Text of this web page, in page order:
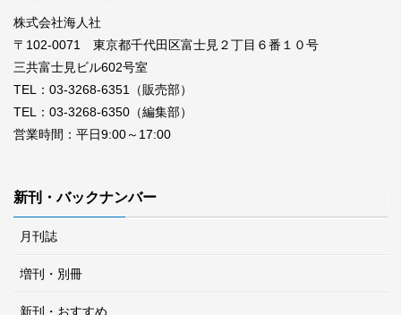
株式会社海人社
〒102-0071 東京都千代田区富士見２丁目６番１０号
三共富士見ビル602号室
TEL：03-3268-6351（販売部）
TEL：03-3268-6350（編集部）
営業時間：平日9:00～17:00
新刊・バックナンバー
月刊誌
増刊・別冊
新刊・おすすめ